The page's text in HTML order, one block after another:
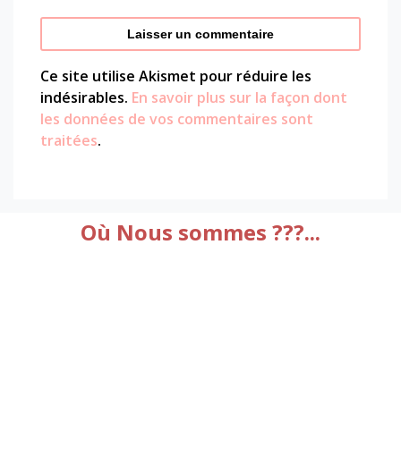
Ce site utilise Akismet pour réduire les
indésirables. En savoir plus sur la façon dont
les données de vos commentaires sont
traitées.
Où Nous sommes ???...